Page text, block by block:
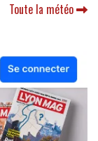
Toute la météo